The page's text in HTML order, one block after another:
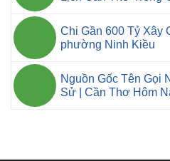
Chi Gần 600 Tỷ Xây
phường Ninh Kiều
Nguồn Gốc Tên Gọi
Sử | Cần Thơ Hôm